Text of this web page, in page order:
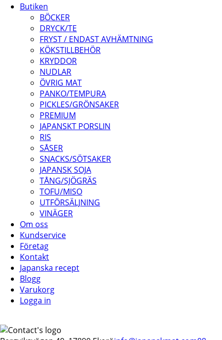
Butiken
BÖCKER
DRYCK/TE
FRYST / ENDAST AVHÄMTNING
KÖKSTILLBEHÖR
KRYDDOR
NUDLAR
ÖVRIG MAT
PANKO/TEMPURA
PICKLES/GRÖNSAKER
PREMIUM
JAPANSKT PORSLIN
RIS
SÅSER
SNACKS/SÖTSAKER
JAPANSK SOJA
TÅNG/SJÖGRÄS
TOFU/MISO
UTFÖRSÄLJNING
VINÄGER
Om oss
Kundservice
Företag
Kontakt
Japanska recept
Blogg
Varukorg
Logga in